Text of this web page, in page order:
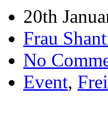
20th
Frau
No
Event,